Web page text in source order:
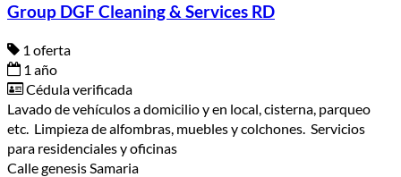
Group DGF Cleaning & Services RD
1 oferta
1 año
Cédula verificada
Lavado de vehículos a domicilio y en local, cisterna, parqueo
etc. Limpieza de alfombras, muebles y colchones. Servicios
para residenciales y oficinas
Calle genesis Samaria